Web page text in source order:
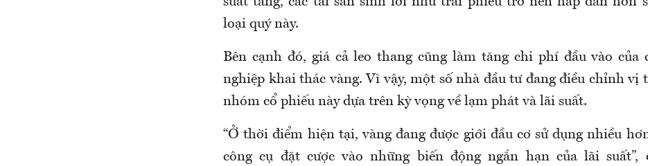
loại quý này.
Bên cạnh đó, giá cả leo thang cũng làm tăng chi phí đầu vào của
nghiệp khai thác vàng. Vì vậy, một số nhà đầu tư đang điều chỉnh vị
nhóm cổ phiếu này dựa trên kỳ vọng về lạm phát và lãi suất.
“Ở thời điểm hiện tại, vàng đang được giới đầu cơ sử dụng nhiều
công cụ đặt cược vào những biến động ngắn hạn của lãi suất”,